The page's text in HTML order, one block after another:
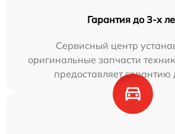
Гарантия до 3-х
Сервисный центр
оригинальные запчасти
предоставляет гарантию